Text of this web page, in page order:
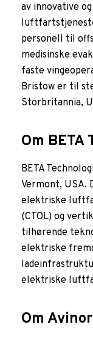
av innovative
personell til
medisinske
faste
Bristow er til
Storbritannia,
Om BETA
BETA
Vermont, USA.
elektriske
(CTOL) og
tilhørende
elektriske
elektriske
Om Avinor